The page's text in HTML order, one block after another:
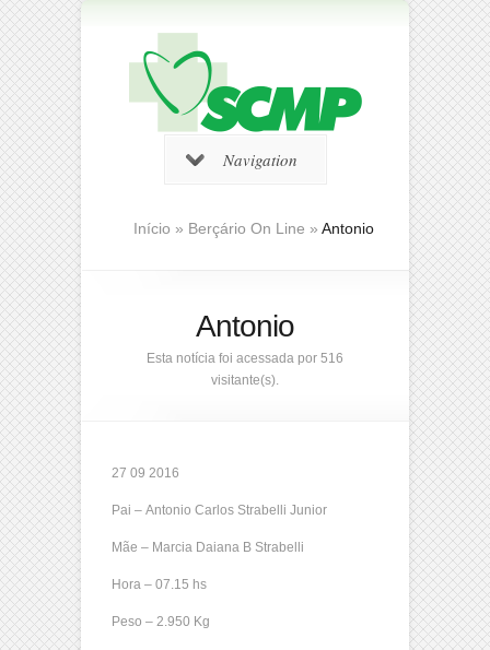
Navigation
Início » Berçário On Line » Antonio
Antonio
Esta notícia foi acessada por 516
visitante(s).
27 09 2016
Pai – Antonio Carlos Strabelli Junior
Mãe – Marcia Daiana B Strabelli
Hora – 07.15 hs
Peso – 2.950 Kg